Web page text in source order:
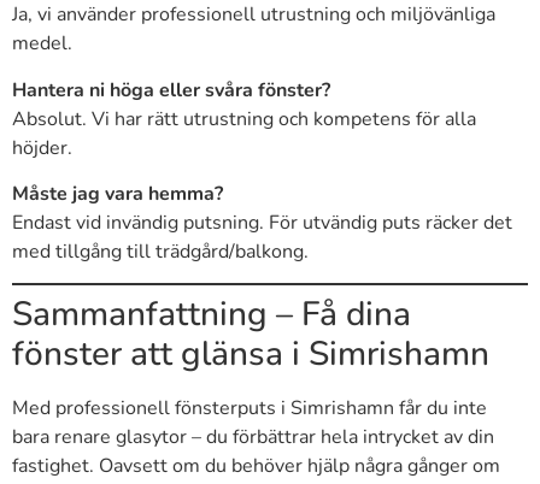
Ja, vi använder professionell utrustning och miljövänliga
medel.
Hantera ni höga eller svåra fönster?
Absolut. Vi har rätt utrustning och kompetens för alla
höjder.
Måste jag vara hemma?
Endast vid invändig putsning. För utvändig puts räcker det
med tillgång till trädgård/balkong.
Sammanfattning – Få dina
fönster att glänsa i Simrishamn
Med professionell fönsterputs i Simrishamn får du inte
bara renare glasytor – du förbättrar hela intrycket av din
fastighet. Oavsett om du behöver hjälp några gånger om